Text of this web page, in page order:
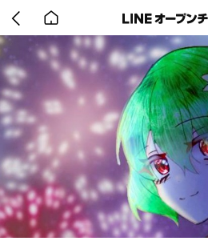
back
to
home